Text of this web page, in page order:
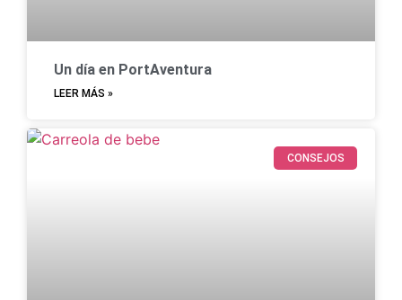
Un día en PortAventura
LEER MÁS »
CONSEJOS